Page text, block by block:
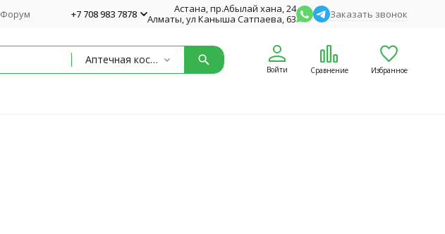
Форум +7 708 983 7878
Астана, пр.Абылай хана, 24
Алматы, ул Каныша Сатпаева, 63
Заказать звонок
Аптечная косметика
Войти Сравнение Избранное